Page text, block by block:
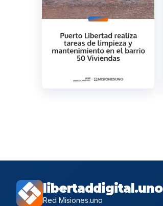
libertaddigital.uno
Red Misiones.uno